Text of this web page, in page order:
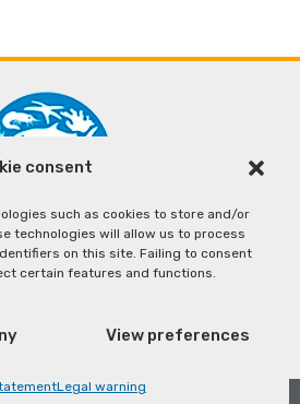
consent
such as cookies to store and/or
technologies will allow us to process
on this site. Failing to consent
certain features and functions.
View preferences
Legal warning